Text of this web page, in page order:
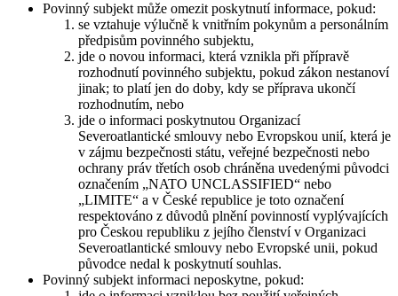
Povinný subjekt může omezit poskytnutí informace, pokud:
se vztahuje výlučně k vnitřním pokynům a personálním
předpisům povinného subjektu,
jde o novou informaci, která vznikla při přípravě
rozhodnutí povinného subjektu, pokud zákon nestanoví
jinak; to platí jen do doby, kdy se příprava ukončí
rozhodnutím, nebo
jde o informaci poskytnutou Organizací
Severoatlantické smlouvy nebo Evropskou unií, která je
v zájmu bezpečnosti státu, veřejné bezpečnosti nebo
ochrany práv třetích osob chráněna uvedenými původci
označením „NATO UNCLASSIFIED“ nebo
„LIMITE“ a v České republice je toto označení
respektováno z důvodů plnění povinností vyplývajících
pro Českou republiku z jejího členství v Organizaci
Severoatlantické smlouvy nebo Evropské unii, pokud
původce nedal k poskytnutí souhlas.
Povinný subjekt informaci neposkytne, pokud: